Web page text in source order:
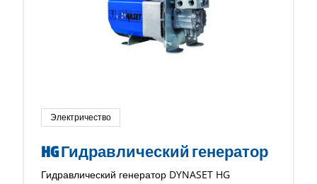
Электричество
HG Гидравлический генератор
Гидравлический генератор DYNASET HG